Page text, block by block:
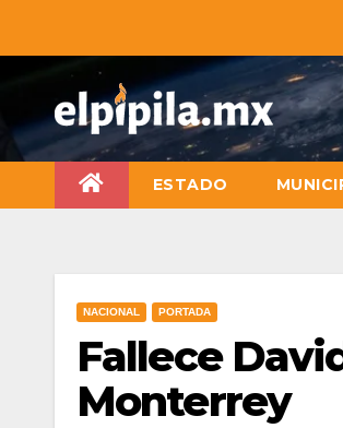
ESTADO
NACIONAL PORTADA
Fallece
Monterrey